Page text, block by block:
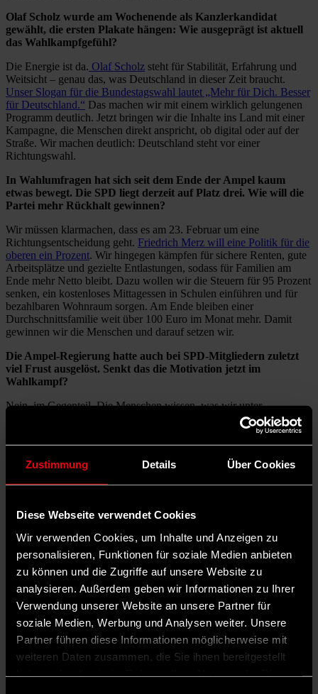
Zustimmung Details Über Cookies
Diese Webseite verwendet Cookies
Wir verwenden Cookies, um Inhalte und Anzeigen zu
personalisieren, Funktionen für soziale Medien anbieten
zu können und die Zugriffe auf unsere Website zu
analysieren. Außerdem geben wir Informationen zu Ihrer
Verwendung unserer Website an unsere Partner für
soziale Medien, Werbung und Analysen weiter. Unsere
Partner führen diese Informationen möglicherweise mit
weiteren Daten zusammen, die Sie ihnen bereitgestellt
Olaf Scholz wurde am Wochenende als Kanzlerkandidat
gewählt, die ersten Plakate hängen: Wie ausgeprägt ist aktuell
das Wahlkampfgefühl?
Die Energie ist da. Olaf Scholz steht für Stabilität, Erfahrung und
Weitsicht – genau das, was Deutschland in dieser Zeit braucht.
Unser Slogan für die Bundestagswahl lautet „Mehr für Dich. Besser
für Deutschland.“ Das machen wir mit einem wirklich gelungenen
Programm deutlich. Jetzt bringen wir die Inhalte ins Land mit einer
Kampagne, die Menschen direkt anspricht, ob digital oder auf der
Straße. Wir machen deutlich: Deutschland steht vor einer
Richtungswahl.
In Wahlumfragen hat sich seit dem Ende der Ampel kaum
etwas bewegt. Die SPD liegt derzeit auf Platz drei. Wie will die
Partei mehr Rückhalt gewinnen?
Wir müssen klarmachen, dass es am 23. Februar um eine
Richtungsentscheidung geht. Friedrich Merz will eine Politik für die
oberen ein Prozent. Wir hingegen kämpfen für sichere Renten, gute
Arbeitsplätze und gezielte Entlastungen, sodass für Familien am
Ende mehr Netto bleibt. Dazu wollen wir die Steuern für 95 Prozent
senken, ein kostenloses Mittagessen in Schulen einführen und für
bezahlbaren Wohnraum sorgen. Am Ende bleiben einer
Durchschnittsfamilie weit über 100 Euro im Monat mehr. Damit
gewinnen wir die Menschen und darauf setzen wir.
Die Ampel-Regierung hatte auch bei SPD-Mitgliedern zuletzt
viel Frust ausgelöst. Senkt das die Motivation jetzt im
Wahlkampf?
Nein, im Gegenteil. Die Menschen wissen, was wir unter
schwierigsten Bedingungen erreicht haben – von der
Energiepreisbremse bis zum Mindestlohn von zwölf Euro. Jetzt geht
es darum, unseren Kurs fortzusetzen. Unsere Mitglieder sind hoch
Familien entlasten
„Wir kämpfen für sichere Renten, gute Arbeitsplätze und gezielte
SPD-Generalsekretär Matthias Miersch über die Ziele der Partei.
Dirk Bleicker/vorwärts
Mehr zum Thema
Blick ins Wahlprogramm: Was die SPD für Frauen tun will
Es sind es noch fünf Wochen bis zur Bundestagswahl am
23. Februar. Worauf kommt es in dieser Zeit für die SPD